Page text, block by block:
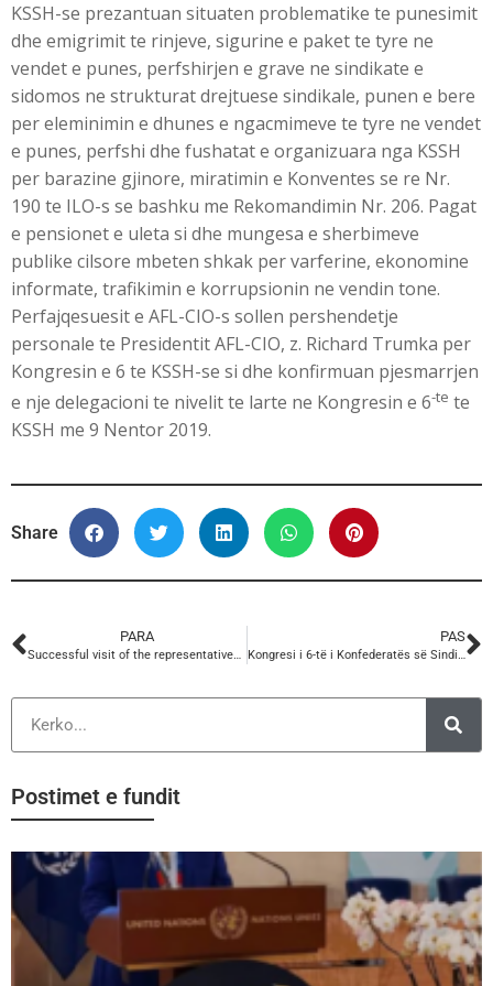
KSSH-se prezantuan situaten problematike te punesimit
dhe emigrimit te rinjeve, sigurine e paket te tyre ne
vendet e punes, perfshirjen e grave ne sindikate e
sidomos ne strukturat drejtuese sindikale, punen e bere
per eleminimin e dhunes e ngacmimeve te tyre ne vendet
e punes, perfshi dhe fushatat e organizuara nga KSSH
per barazine gjinore, miratimin e Konventes se re Nr.
190 te ILO-s se bashku me Rekomandimin Nr. 206. Pagat
e pensionet e uleta si dhe mungesa e sherbimeve
publike cilsore mbeten shkak per varferine, ekonomine
informate, trafikimin e korrupsionin ne vendin tone.
Perfajqesuesit e AFL-CIO-s sollen pershendetje
personale te Presidentit AFL-CIO, z. Richard Trumka per
Kongresin e 6 te KSSH-se si dhe konfirmuan pjesmarrjen
e nje delegacioni te nivelit te larte ne Kongresin e 6-te te
KSSH me 9 Nentor 2019.
Share
PARA
Successful visit of the representatives of the American Trade Union AFL-CIO at the KSSH Headquarters
PAS
Kongresi i 6-të i Konfederatës së Sindikatave të Shqipërisë, 09 Nëntor 2019
Postimet e fundit